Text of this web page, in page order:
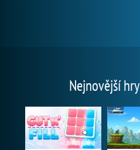
Nejnovější hry